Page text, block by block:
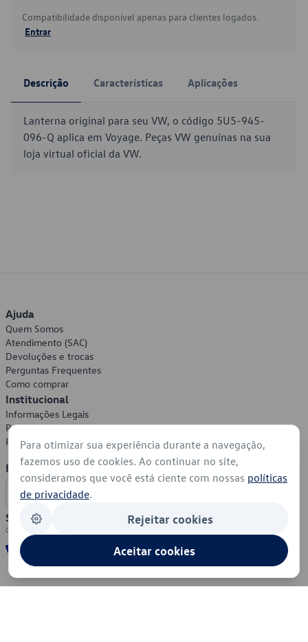
Compatibilidade disponível apenas para clientes logados.
Entrar
Descrição Características Aplicações
Lanterna original para seu VW, o código 5U5-945-
096-Q aplica em Voyage. Peças VW genuínas na sua
loja virtual oficial da VW.
Ajuda
Quem Somos
Atendimento (SAC)
Devoluções e trocas
Perguntas Frequentes
Como comprar
Institucional
Informações Legais
Política de Privacidade
Política de Cookies
Formas de Pagamento
Segurança
Para otimizar sua experiência durante a navegação,
fazemos uso de cookies. Ao continuar no site,
consideramos que você está ciente com nossas políticas
de privacidade.
Rejeitar cookies
Aceitar cookies